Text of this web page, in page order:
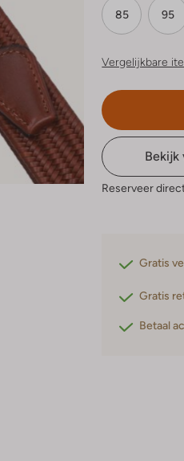
85 95
Vergelijkbare
Bekijk
Reserveer
Gratis
Gratis
Betaal